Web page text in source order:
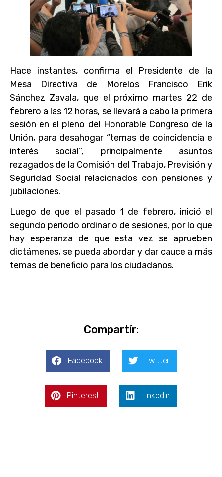
Hace instantes, confirma el Presidente de la
Mesa Directiva de Morelos Francisco Erik
Sánchez Zavala, que el próximo martes 22 de
febrero a las 12 horas, se llevará a cabo la primera
sesión en el pleno del Honorable Congreso de la
Unión, para desahogar “temas de coincidencia e
interés social”, principalmente asuntos
rezagados de la Comisión del Trabajo, Previsión y
Seguridad Social relacionados con pensiones y
jubilaciones.
Luego de que el pasado 1 de febrero, inició el
segundo periodo ordinario de sesiones, por lo que
hay esperanza de que esta vez se aprueben
dictámenes, se pueda abordar y dar cauce a más
temas de beneficio para los ciudadanos.
Compartír:
Facebook Twitter
Pinterest LinkedIn